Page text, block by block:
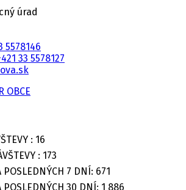
úrad
5578146
33 5578127
OBCE
: 16
: 173
POSLEDNÝCH 7 DNÍ: 671
POSLEDNÝCH 30 DNÍ: 1 886